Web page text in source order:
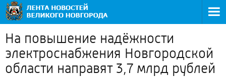
На повышение надёжности
электроснабжения Новгородской
области направят 3,7 млрд рублей